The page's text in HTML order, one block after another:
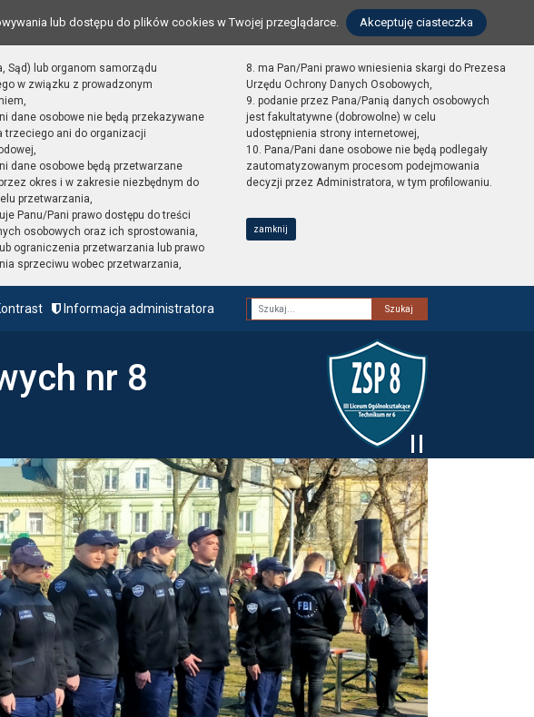
lub dostępu do plików cookies w Twojej przeglądarce. Akceptuję ciasteczka
Sąd) lub organom samorządu
w związku z prowadzonym
dane osobowe nie będą przekazywane
trzeciego ani do organizacji
dane osobowe będą przetwarzane
okres i w zakresie niezbędnym do
przetwarzania,
Panu/Pani prawo dostępu do treści
osobowych oraz ich sprostowania,
ograniczenia przetwarzania lub prawo
sprzeciwu wobec przetwarzania,
8. ma Pan/Pani prawo wniesienia skargi do Prezesa
Urzędu Ochrony Danych Osobowych,
9. podanie przez Pana/Panią danych osobowych
jest fakultatywne (dobrowolne) w celu
udostępnienia strony internetowej,
10. Pana/Pani dane osobowe nie będą podlegały
zautomatyzowanym procesom podejmowania
decyzji przez Administratora, w tym profilowaniu.
zamknij
Informacja administratora
Fraza
nr 8